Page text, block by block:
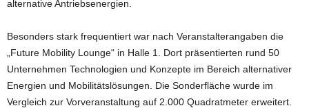
alternative Antriebsenergien.
Besonders stark frequentiert war nach Veranstalterangaben die
„Future Mobility Lounge“ in Halle 1. Dort präsentierten rund 50
Unternehmen Technologien und Konzepte im Bereich alternativer
Energien und Mobilitätslösungen. Die Sonderfläche wurde im
Vergleich zur Vorveranstaltung auf 2.000 Quadratmeter erweitert.